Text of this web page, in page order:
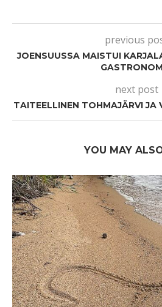
previous
JOENSUUSSA MAISTUI
next post
TAITEELLINEN TOHMAJÄRVI JA
YOU MAY